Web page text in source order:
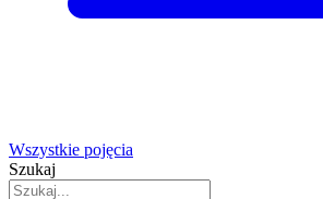
Wszystkie pojęcia
Szukaj